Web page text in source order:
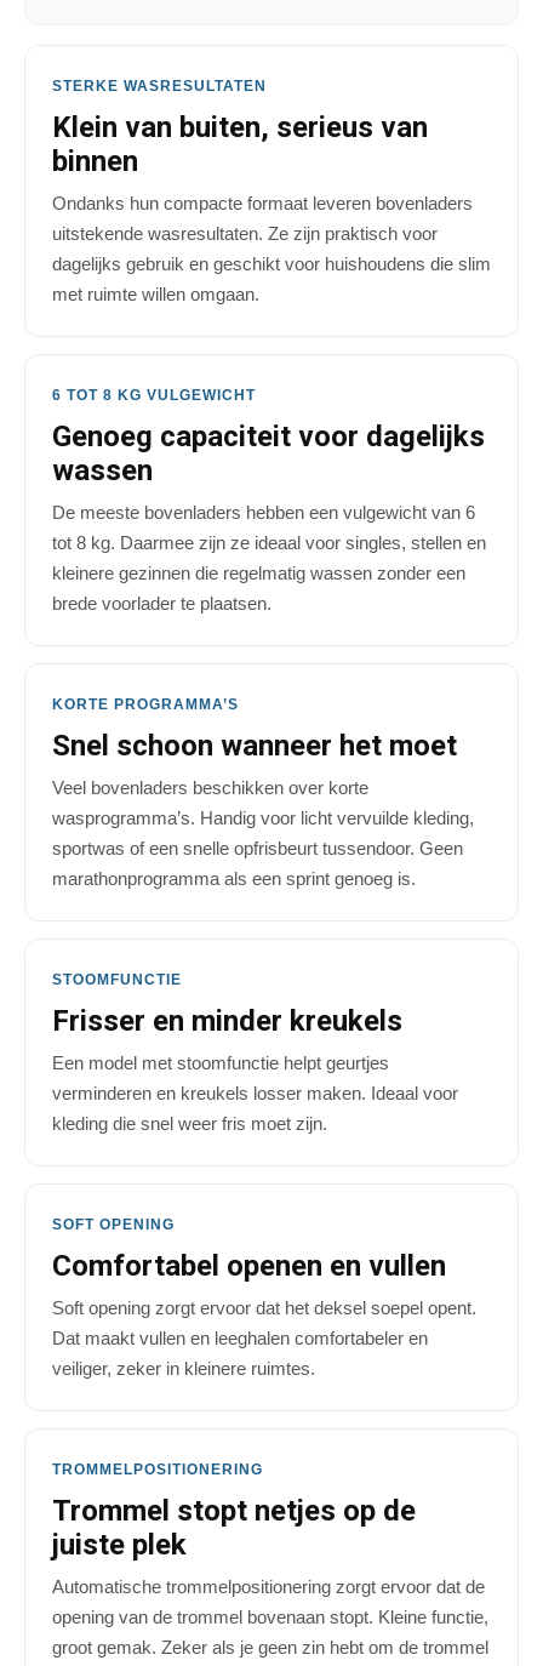
STERKE WASRESULTATEN
Klein van buiten, serieus van
binnen
Ondanks hun compacte formaat leveren bovenladers
uitstekende wasresultaten. Ze zijn praktisch voor
dagelijks gebruik en geschikt voor huishoudens die slim
met ruimte willen omgaan.
6 TOT 8 KG VULGEWICHT
Genoeg capaciteit voor dagelijks
wassen
De meeste bovenladers hebben een vulgewicht van 6
tot 8 kg. Daarmee zijn ze ideaal voor singles, stellen en
kleinere gezinnen die regelmatig wassen zonder een
brede voorlader te plaatsen.
KORTE PROGRAMMA’S
Snel schoon wanneer het moet
Veel bovenladers beschikken over korte
wasprogramma’s. Handig voor licht vervuilde kleding,
sportwas of een snelle opfrisbeurt tussendoor. Geen
marathonprogramma als een sprint genoeg is.
STOOMFUNCTIE
Frisser en minder kreukels
Een model met stoomfunctie helpt geurtjes
verminderen en kreukels losser maken. Ideaal voor
kleding die snel weer fris moet zijn.
SOFT OPENING
Comfortabel openen en vullen
Soft opening zorgt ervoor dat het deksel soepel opent.
Dat maakt vullen en leeghalen comfortabeler en
veiliger, zeker in kleinere ruimtes.
TROMMELPOSITIONERING
Trommel stopt netjes op de
juiste plek
Automatische trommelpositionering zorgt ervoor dat de
opening van de trommel bovenaan stopt. Kleine functie,
groot gemak. Zeker als je geen zin hebt om de trommel